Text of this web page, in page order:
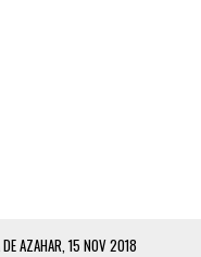
DE AZAHAR, 15 NOV 2018